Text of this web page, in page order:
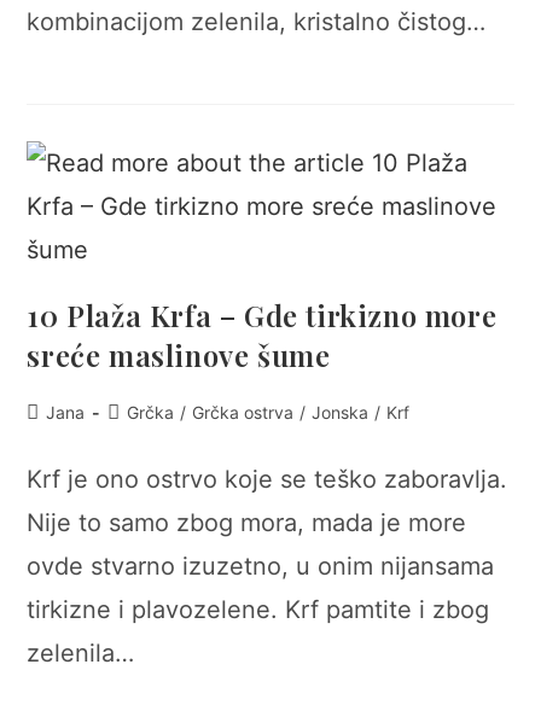
kombinacijom zelenila, kristalno čistog…
10 Plaža Krfa – Gde tirkizno more
sreće maslinove šume
PostJana
PostGrčka / Grčka ostrva / Jonska / Krf
Krf je ono ostrvo koje se teško zaboravlja.
Nije to samo zbog mora, mada je more
ovde stvarno izuzetno, u onim nijansama
tirkizne i plavozelene. Krf pamtite i zbog
zelenila…